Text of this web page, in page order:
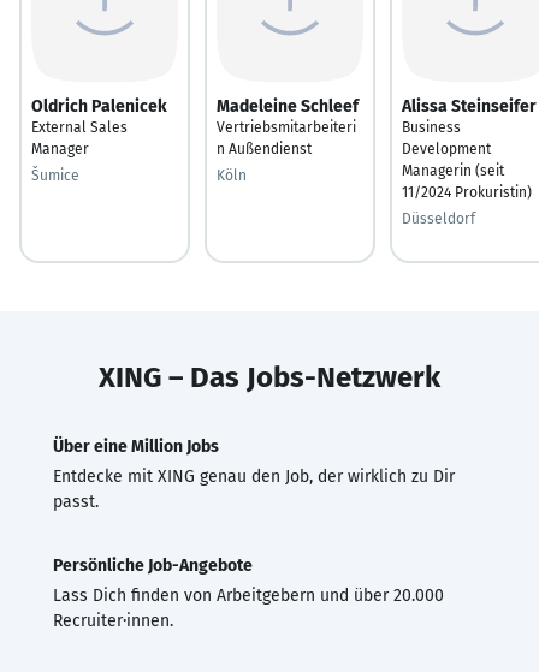
Oldrich Palenicek
External Sales
Manager
Šumice
Madeleine Schleef
Vertriebsmitarbeiteri
n Außendienst
Köln
Alissa Steinseifer
Business
Development
Managerin (seit
11/2024 Prokuristin)
Düsseldorf
XING – Das Jobs-Netzwerk
Über eine Million Jobs
Entdecke mit XING genau den Job, der wirklich zu Dir
passt.
Persönliche Job-Angebote
Lass Dich finden von Arbeitgebern und über 20.000
Recruiter·innen.